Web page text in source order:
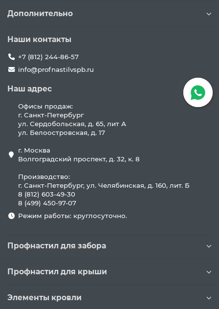
Дополнительно
Наши контакты
+7 (812) 244-86-57
info@profnastilvspb.ru
Наш адрес
Офисы продаж:
г. Санкт-Петербург
ул. Сердобольская, д. 65, лит А
ул. Белоостровская, д. 17
г. Москва
Волгоградский проспект, д. 32, к. 8
Производство:
г. Санкт-Петербург, ул. Челябинская, д. 160, лит. Б
8 (812) 603-49-30
8 (499) 450-97-07
Режим работы: круглосуточно.
Профнастил для забора
Профнастил для крыши
Элементы кровли